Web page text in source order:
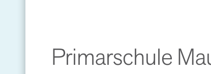
Primarschule